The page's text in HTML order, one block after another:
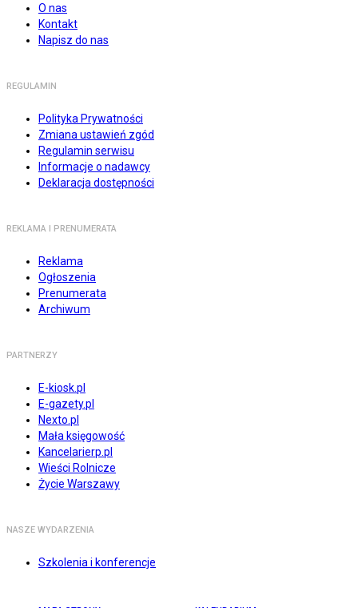
O nas
Kontakt
Napisz do nas
REGULAMIN
Polityka Prywatności
Zmiana ustawień zgód
Regulamin serwisu
Informacje o nadawcy
Deklaracja dostępności
REKLAMA I PRENUMERATA
Reklama
Ogłoszenia
Prenumerata
Archiwum
PARTNERZY
E-kiosk.pl
E-gazety.pl
Nexto.pl
Mała księgowość
Kancelarierp.pl
Wieści Rolnicze
Życie Warszawy
NASZE WYDARZENIA
Szkolenia i konferencje